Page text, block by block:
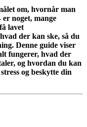
om, hvornår man
noget, mange
lavet
der kan ske, så du
Denne guide viser
fungerer, hvad der
og hvordan du kan
og beskytte din